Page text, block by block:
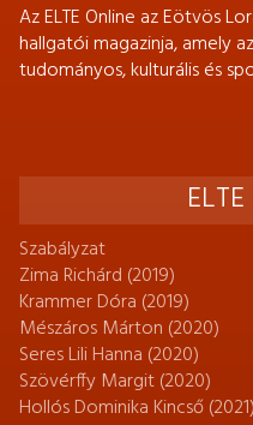
Az ELTE Online az Eötvös
hallgatói magazinja, amely
tudományos, kulturális és
Szabályzat
Zima Richárd (2019)
Krammer Dóra (2019)
Mészáros Márton (2020)
Seres Lili Hanna (2020)
Szövérffy Margit (2020)
Hollós Dominika Kincső (2021)